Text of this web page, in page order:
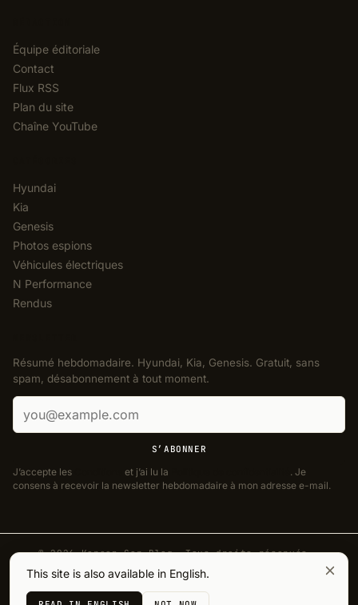
Équipe éditoriale
Contact
Flux RSS
Plan du site
Chaîne YouTube
Hyundai
Kia
Genesis
Photos espions
Véhicules électriques
N Performance
Rendus
Résumé hebdomadaire. Hyundai, Kia, Genesis. Gratuit, sans
spam, désabonnement à tout moment.
Adresse e-mail
S’ABONNER
J’accepte les et j’ai lu la
. Je
consens à recevoir la newsletter hebdomadaire à mon adresse e-mail.
© 2026 Korean Car Blog. Tous droits réservés.
·
Designed by
J. Aguilera
ConfidentialitéCookiesConditions
Mentions légalesAccessibilité
This site is also available in English.